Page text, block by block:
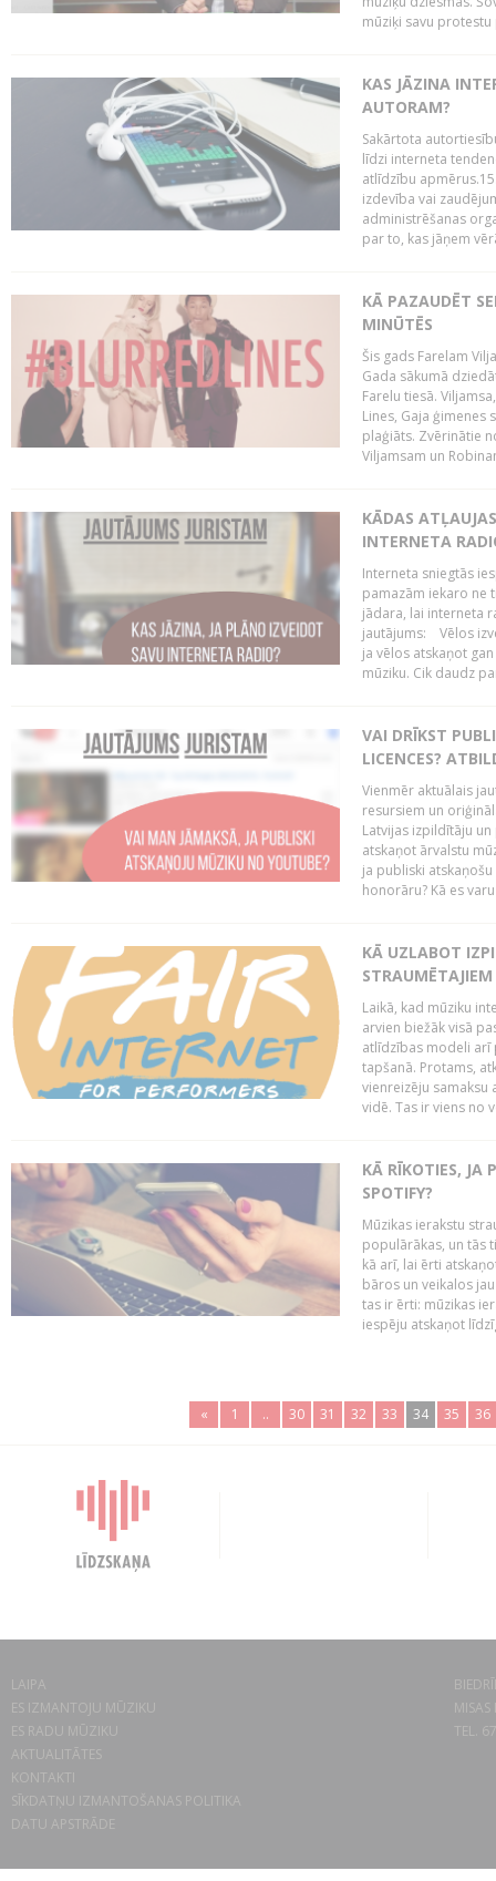
mūziķi savu
KAS JĀZINA
AUTORAM?
Sakārtota
līdzi interneta
atlīdzību
izdevība vai
administrēšanas
par to, kas jāņem
KĀ PAZAUDĒT
MINŪTĒS
Šis gads Farelam
Gada sākumā
Farelu tiesā.
Lines, Gaja ģimenes
plaģiāts. Zvērinātie
Viljamsam un
KĀDAS
INTERNETA
Interneta sniegtās
pamazām iekaro ne
jādara, lai interneta
jautājums: Vēlos
ja vēlos atskaņot
mūziku. Cik daudz
VAI DRĪKST
LICENCES?
Vienmēr aktuālais
resursiem un
Latvijas izpildītāju
atskaņot ārvalstu
ja publiski
honorāru? Kā es
KĀ UZLABOT
Laikā, kad mūziku
arvien biežāk visā
atlīdzības modeli arī
tapšanā. Protams,
vienreizēju
vidē. Tas ir viens no
KĀ RĪKOTIES, JA
SPOTIFY?
Mūzikas ierakstu
populārākas, un tās
kā arī, lai ērti
bāros un veikalos
tas ir ērti: mūzikas
iespēju atskaņot
« 1 .. 30 31 32 33 34 35 36
LAIPA
ES IZMANTOJU MŪZIKU
ES RADU MŪZIKU
AKTUALITĀTES
KONTAKTI
SĪKDATŅU IZMANTOŠANAS POLITIKA
DATU APSTRĀDE
TEL.